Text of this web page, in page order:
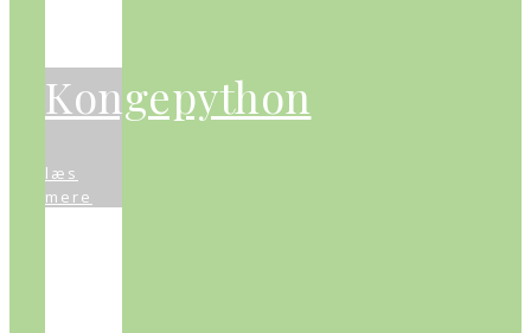
Kongepython
læs
mere